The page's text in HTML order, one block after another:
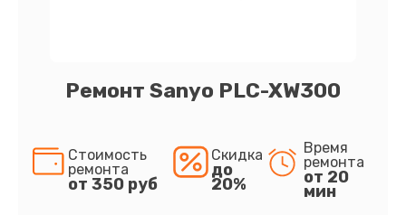
Ремонт Sanyo PLC-XW300
Стоимость
ремонта
от 350 руб
Скидка
до
20%
Время
ремонта
от 20
мин